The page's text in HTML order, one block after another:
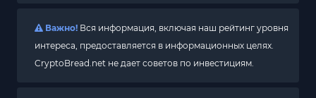
Важно! Вся информация, включая наш рейтинг уровня
интереса, предоставляется в информационных целях.
CryptoBread.net не дает советов по инвестициям.